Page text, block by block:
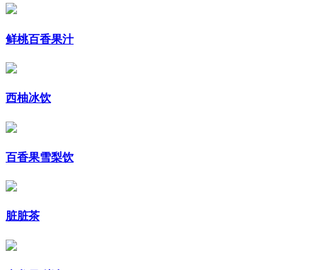
鲜桃百香果汁
西柚冰饮
百香果雪梨饮
脏脏茶